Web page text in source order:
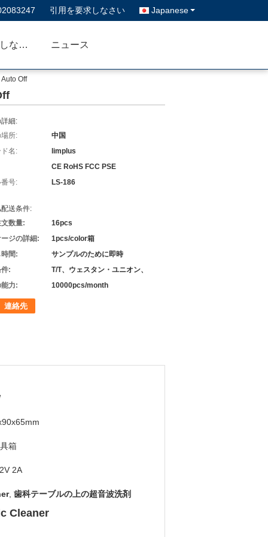
引用を要求しなさい Japanese
私達に連絡しなさい ニュース
Off
細:
所:
中国
名:
limplus
CE RoHS FCC PSE
号:
LS-186
送条件:
数量:
16pcs
ジの詳細:
1pcs/color箱
間:
サンプルのために即時
:
T/T、ウェスタン・ユニオン、
力:
10000pcs/month
連絡先
箱
2A
, 歯科テーブルの上の超音波洗剤
Cleaner